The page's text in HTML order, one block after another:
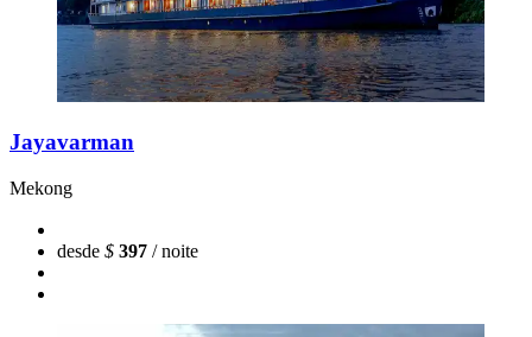
Jayavarman
Mekong
desde $ 397 / noite